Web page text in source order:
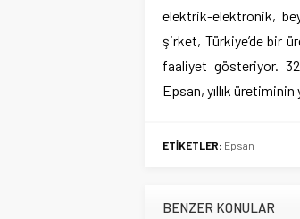
elektrik-elektronik,
şirket, Türkiye’de bir
faaliyet gösteriyor.
Epsan, yıllık
ETİKETLER: Epsan
BENZER KONULAR